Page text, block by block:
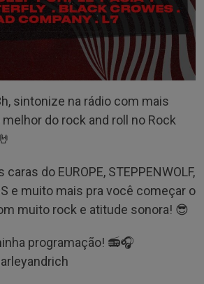
sintonize na rádio com mais
do rock and roll no Rock
do EUROPE, STEPPENWOLF,
e muito mais pra você começar o
muito rock e atitude sonora! 😎
programação! 📻🎧